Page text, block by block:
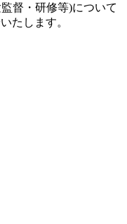
督・研修等)について
たします。